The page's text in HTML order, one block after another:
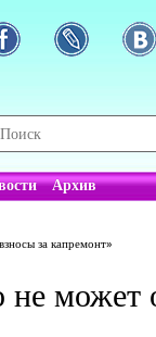
Архив
за капремонт»
может